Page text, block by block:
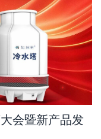
会暨新产品发